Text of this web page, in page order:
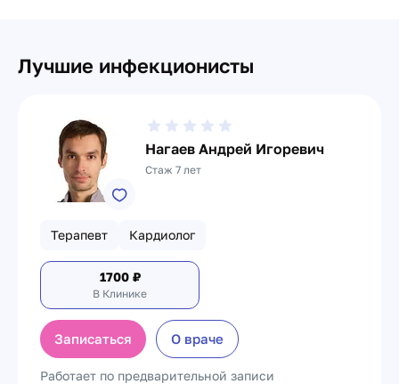
Лучшие инфекционисты
Нагаев Андрей Игоревич
Стаж 7 лет
Терапевт Кардиолог
1700₽
В Клинике
Записаться О враче
Работает по предварительной записи